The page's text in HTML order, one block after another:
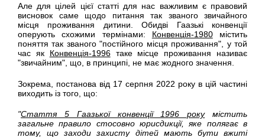
Але для цілей цієї статті для нас важливим є правовий
висновок саме щодо питання так званого звичайного
місця проживання дитини. Обидві Гаазькі конвенції
оперують схожими термінами: Конвенція-1980містить
поняття так званого "постійного місця проживання", у той
час як Конвенція-1996таке місце проживання називає
"звичайним", що, в принципі, не має жодного значення.
Зокрема, постанова від 17 серпня 2022 року в цій частині
виходить із того, що:
"Стаття 5 Гаазької конвенції 1996 рокумістить
загальне правило стосовно юрисдикції, яке полягає в
тому, що заходи захисту дітей мають бути вжиті